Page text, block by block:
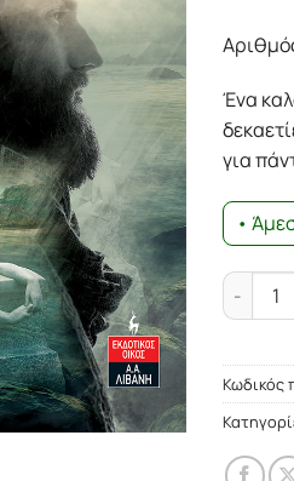
Ένα
για
•
Ο
Κωδικός